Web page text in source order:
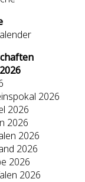
2026
2026
2026
2026
2026
2026
2026